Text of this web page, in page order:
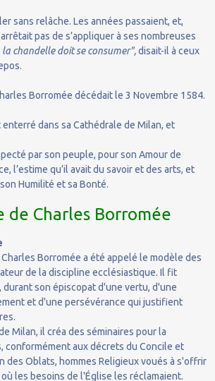
sans relâche. Les années passaient, et,
pas de s’appliquer à ses nombreuses
la chandelle doit se consumer",disait-il à ceux
Borromée décédait le 3 Novembre 1584.
dans sa Cathédrale de Milan, et
par son peuple, pour son Amour de
l’estime qu’il avait du savoir et des arts, et
Humilité et sa Bonté.
de Charles Borromée
Borromée a été appelé le modèle des
de la discipline ecclésiastique. Il fit
son épiscopat d'une vertu, d'une
et d'une persévérance qui justifient
Milan, il créa des séminaires pour la
conformément aux décrets du Concile et
des Oblats, hommes Religieux voués à s'offrir
les besoins de l'Église les réclamaient.